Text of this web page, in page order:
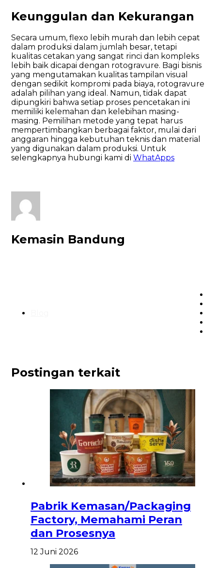
Keunggulan dan Kekurangan
Secara umum, flexo lebih murah dan lebih cepat
dalam produksi dalam jumlah besar, tetapi
kualitas cetakan yang sangat rinci dan kompleks
lebih baik dicapai dengan rotogravure. Bagi bisnis
yang mengutamakan kualitas tampilan visual
dengan sedikit kompromi pada biaya, rotogravure
adalah pilihan yang ideal. Namun, tidak dapat
dipungkiri bahwa setiap proses pencetakan ini
memiliki kelemahan dan kelebihan masing-
masing. Pemilihan metode yang tepat harus
mempertimbangkan berbagai faktor, mulai dari
anggaran hingga kebutuhan teknis dan material
yang digunakan dalam produksi. Untuk
selengkapnya hubungi kami di WhatApps
Kemasin Bandung
Postingan terkait
Pabrik Kemasan/Packaging
Factory, Memahami Peran
dan Prosesnya
12 Juni 2026